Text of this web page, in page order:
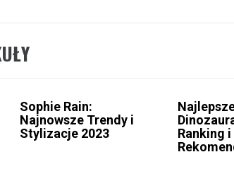
Sophie Rain:
Najnowsze Trendy i
Stylizacje 2023
Ranking i